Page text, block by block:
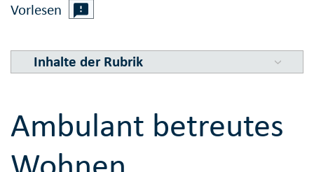
Vorlesen
Inhalte der Rubrik
Ambulant betreutes